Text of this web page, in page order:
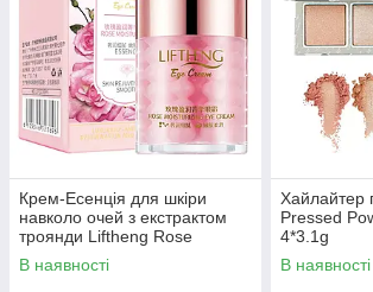
Крем-Есенція для шкіри
навколо очей з екстрактом
троянди Liftheng Rose
Moisturizing Eye Cream, 60 г
В наявності
Хайлайтер
Pressed
4*3.1g
В наявності